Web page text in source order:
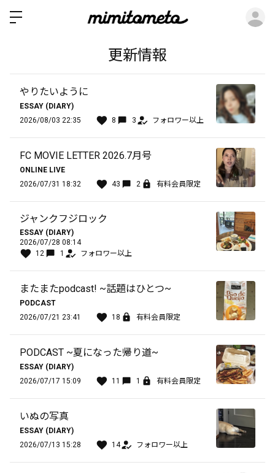
更新情報
やりたいように
ESSAY (DIARY)
2026/08/03 22:35
8 3 フォロワー以上
FC MOVIE LETTER 2026.7月号
ONLINE LIVE
2026/07/31 18:32
43 2 有料会員限定
ジャンクフジロック
ESSAY (DIARY)
2026/07/28 08:14
12
1 フォロワー以上
またまたpodcast! ~話題はひとつ~
PODCAST
2026/07/21 23:41
18 有料会員限定
PODCAST ~夏になった帰り道~
ESSAY (DIARY)
2026/07/17 15:09
11 1 有料会員限定
いぬの写真
ESSAY (DIARY)
2026/07/13 15:28
14 フォロワー以上